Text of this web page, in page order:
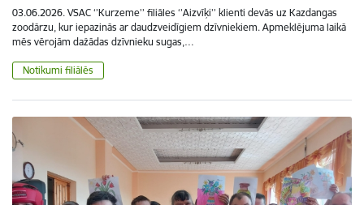
03.06.2026. VSAC ‘’Kurzeme’’ filiāles ‘’Aizvīķi’’ klienti devās uz Kazdangas
zoodārzu, kur iepazinās ar daudzveidīgiem dzīvniekiem. Apmeklējuma laikā
mēs vērojām dažādas dzīvnieku sugas,…
Notikumi filiālēs